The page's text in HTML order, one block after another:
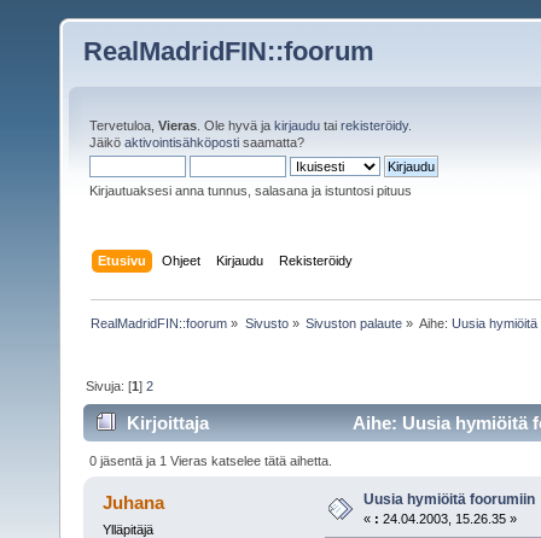
RealMadridFIN::foorum
Tervetuloa, Vieras . Ole hyvä ja kirjaudu tai rekisteröidy.
Jäikö aktivointisähköposti saamatta?
Kirjautuaksesi anna tunnus, salasana ja istuntosi pituus
Etusivu Ohjeet Kirjaudu Rekisteröidy
RealMadridFIN::foorum » Sivusto» Sivuston palaute» Aihe:Uusia hymiöitä
Sivuja: [1]2
Kirjoittaja Aihe: Uusia hymiöitä
0 jäsentä ja 1 Vieras katselee tätä aihetta.
Juhana
Ylläpitäjä
Uusia hymiöitä foorumiin
« : 24.04.2003, 15.26.35 »